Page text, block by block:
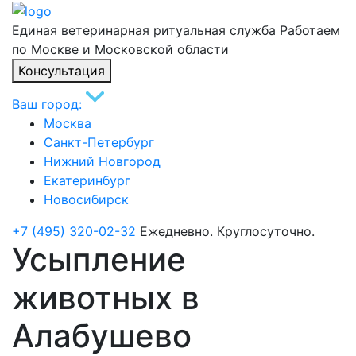
Единая ветеринарная ритуальная служба Работаем
по Москве и Московской области
Консультация
Ваш город:
Москва
Санкт-Петербург
Нижний Новгород
Екатеринбург
Новосибирск
+7 (495) 320-02-32 Ежедневно. Круглосуточно.
Усыпление
животных в
Алабушево